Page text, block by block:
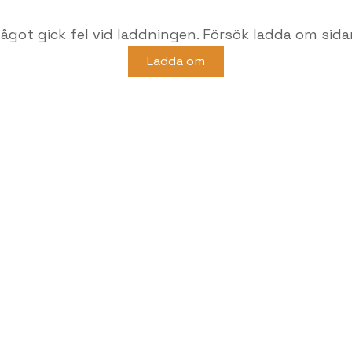
gick fel vid laddningen. Försök ladda om
Ladda om